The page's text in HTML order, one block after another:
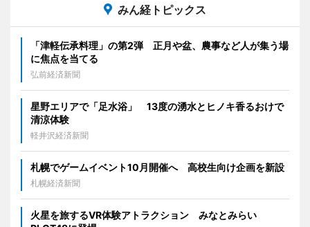
みん経トピックス
「津軽伝承料理」の第2弾 正月や盆、農事など人が集う場
に焦点を当てる
弘前経済新聞
星野エリアで「足水浴」 13度の湧水とヒノキ香るおけで
清涼体験
軽井沢経済新聞
札幌でゲームイベント10月開催へ 高校生向け企画を新設
札幌経済新聞
火星を旅するVR体験アトラクション みなとみらい